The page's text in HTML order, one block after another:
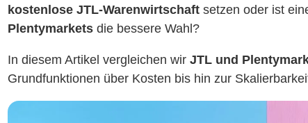
kostenlose JTL-Warenwirtschaft setzen oder ist
Plentymarkets die bessere Wahl?
In diesem Artikel vergleichen wirJTL und
Grundfunktionen über Kosten bis hin zur